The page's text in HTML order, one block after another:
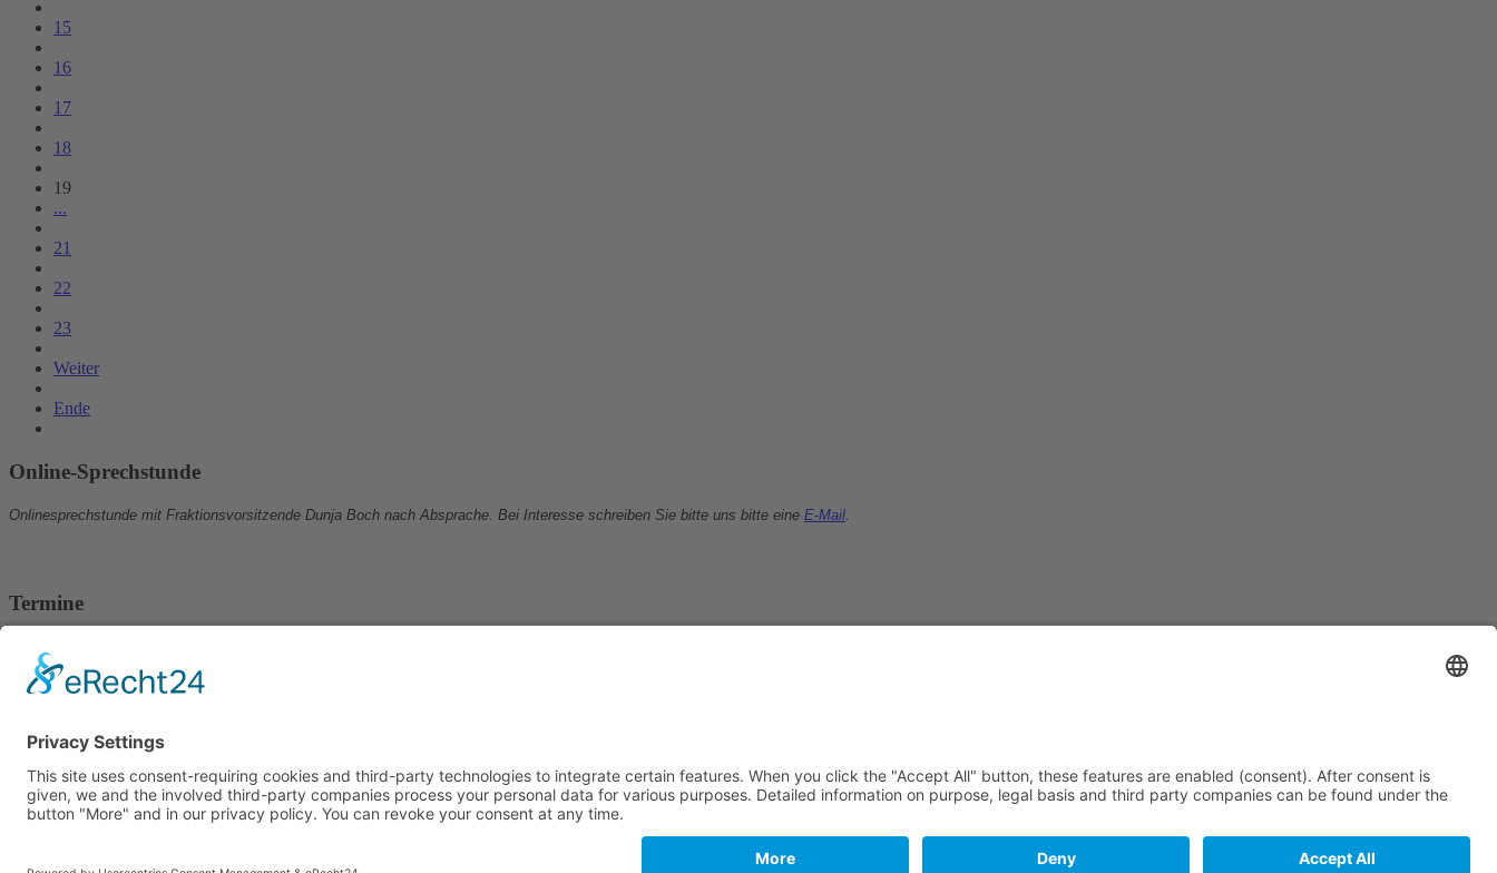
15
16
17
18
19
...
21
22
23
Weiter
Ende
Online-Sprechstunde
Onlinesprechstunde mit Fraktionsvorsitzende Dunja Boch nach Absprache. Bei Interesse schreiben Sie bitte uns bitte eine E-Mail.
Termine
Stammtisch auf dem Weinfest in Wetzlar.
Stadtverordnetensitzung.
Kontakt